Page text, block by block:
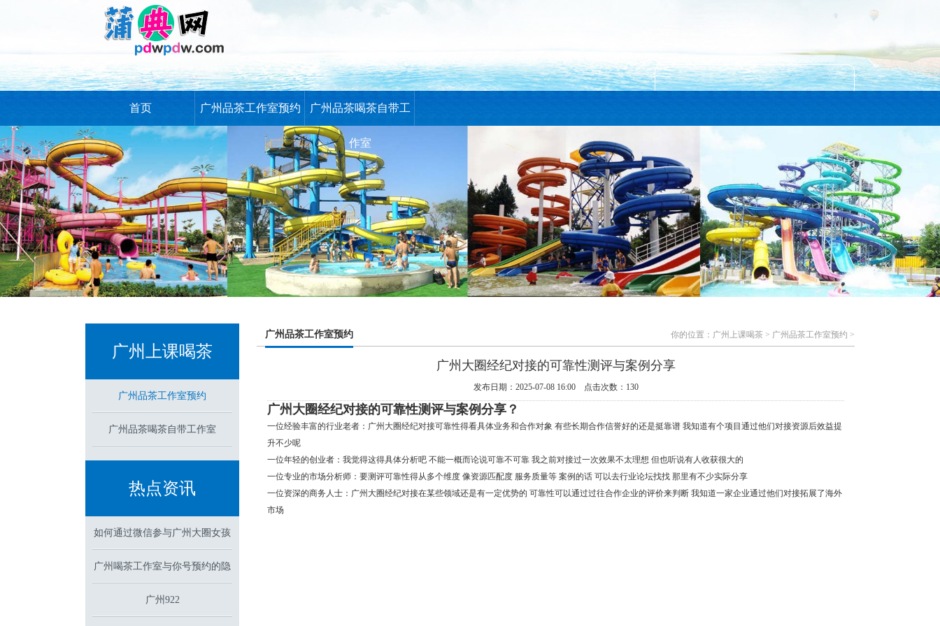
首页 广州品茶工作室预约 广州品茶喝茶自带工
作室
广州上课喝茶
广州品茶工作室预约
广州品茶喝茶自带工作室
热点资讯
如何通过微信参与广州大圈女孩
招聘招聘？
广州喝茶工作室与你号预约的隐
藏功能解析
广州922
广州品茶工作室预约 你的位置： 广州上课喝茶 > 广州品茶工作室预约 >
广州大圈经纪对接的可靠性测评与案例分享
发布日期：2025-07-08 16:00 点击次数：130
广州大圈经纪对接的可靠性测评与案例分享？
一位经验丰富的行业老者 ：广州大圈经纪对接可靠性得看具体业务和合作对象 有些长期合作信誉好的还是挺靠谱 我知道有个项目通过他们对接资源后效益提
升不少呢
一位年轻的创业者 ：我觉得这得具体分析吧 不能一概而论说可靠不可靠 我之前对接过一次效果不太理想 但也听说有人收获很大的
一位专业的市场分析师 ：要测评可靠性得从多个维度 像资源匹配度 服务质量等 案例的话 可以去行业论坛找找 那里有不少实际分享
一位资深的商务人士 ：广州大圈经纪对接在某些领域还是有一定优势的 可靠性可以通过过往合作企业的评价来判断 我知道一家企业通过他们对接拓展了海外
市场